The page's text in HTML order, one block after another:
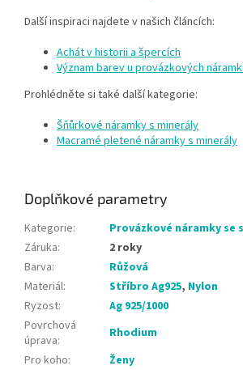
Další inspiraci najdete v našich článcích:
Achát v historii a špercích
Význam barev u provázkových
Prohlédněte si také další kategorie:
Šňůrkové náramky s minerály
Macramé pletené náramky s minerály
Doplňkové parametry
Kategorie:
Provázkové náramky
Záruka:
2 roky
Barva:
Růžová
Materiál: Stříbro Ag925, Nylon
Ryzost:
Ag 925/1000
Povrchová
úprava:
Rhodium
Pro koho:
Ženy